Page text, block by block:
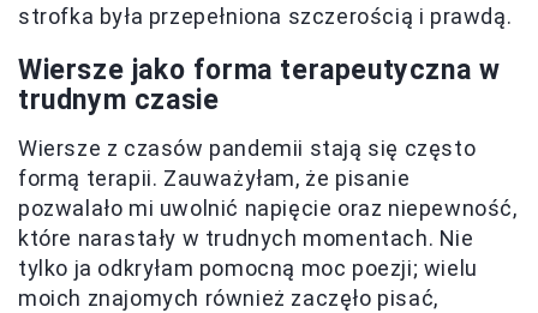
strofka była przepełniona szczerością i prawdą.
Wiersze jako forma terapeutyczna w
trudnym czasie
Wiersze z czasów pandemii stają się często
formą terapii. Zauważyłam, że pisanie
pozwalało mi uwolnić napięcie oraz niepewność,
które narastały w trudnych momentach. Nie
tylko ja odkryłam pomocną moc poezji; wielu
moich znajomych również zaczęło pisać,